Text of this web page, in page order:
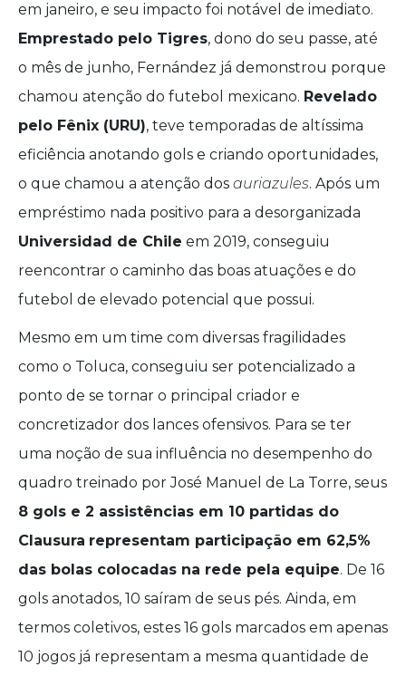
em janeiro, e seu impacto foi notável de imediato.
Emprestado pelo Tigres, dono do seu passe, até
o mês de junho, Fernández já demonstrou porque
chamou atenção do futebol mexicano. Revelado
pelo Fênix (URU), teve temporadas de altíssima
eficiência anotando gols e criando oportunidades,
o que chamou a atenção dos auriazules. Após um
empréstimo nada positivo para a desorganizada
Universidad de Chile em 2019, conseguiu
reencontrar o caminho das boas atuações e do
futebol de elevado potencial que possui.
Mesmo em um time com diversas fragilidades
como o Toluca, conseguiu ser potencializado a
ponto de se tornar o principal criador e
concretizador dos lances ofensivos. Para se ter
uma noção de sua influência no desempenho do
quadro treinado por José Manuel de La Torre, seus
8 gols e 2 assistências em 10 partidas do
Clausura representam participação em 62,5%
das bolas colocadas na rede pela equipe. De 16
gols anotados, 10 saíram de seus pés. Ainda, em
termos coletivos, estes 16 gols marcados em apenas
10 jogos já representam a mesma quantidade de